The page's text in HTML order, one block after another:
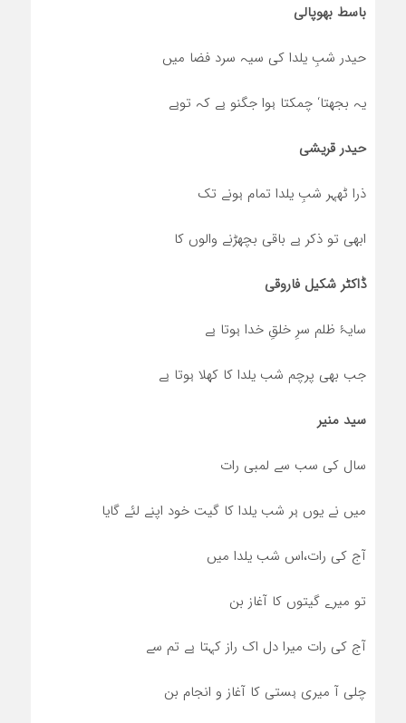
باسط بھوپالی
حیدر شبِ یلدا کی سیہ سرد فضا میں
یہ بجھتا‘ چمکتا ہوا جگنو ہے کہ توہے
حیدر قریشی
ذرا ٹھہر شبِ یلدا تمام ہونے تک
ابھی تو ذکر ہے باقی بچھڑنے والوں کا
ڈاکٹر شکیل فاروقی
سایۂ ظلم سرِ خلقِ خدا ہوتا ہے
جب بھی پرچم شب یلدا کا کھلا ہوتا ہے
سید منیر
سال کی سب سے لمبی رات
میں نے یوں ہر شب یلدا کا گیت خود اپنے لئے گایا
آج کی رات،اس شب یلدا میں
تو میرے گیتوں کا آغاز بن
آج کی رات میرا دل اک راز کہتا ہے تم سے
چلی آ میری ہستی کا آغاز و انجام بن